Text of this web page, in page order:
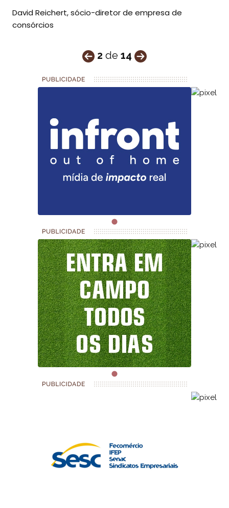
David Reichert, sócio-diretor de empresa de
consórcios
2 de 14